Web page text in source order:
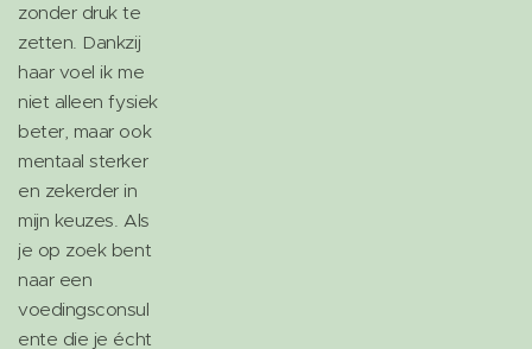
zonder druk te
zetten. Dankzij
haar voel ik me
niet alleen fysiek
beter, maar ook
mentaal sterker
en zekerder in
mijn keuzes. Als
je op zoek bent
naar een
voedingsconsul
ente die je écht